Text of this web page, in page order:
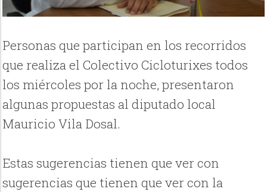
Personas que participan en los recorridos
que realiza el Colectivo Cicloturixes todos
los miércoles por la noche, presentaron
algunas propuestas al diputado local
Mauricio Vila Dosal.
Estas sugerencias tienen que ver con
sugerencias que tienen que ver con la